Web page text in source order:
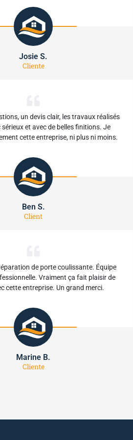
Josie S.
Cliente
un devis clair, les travaux réalisés
et avec de belles finitions. Je
cette entreprise, ni plus ni moins.
Ben S.
Client
de porte coulissante. Équipe
Vraiment ça fait plaisir de
cette entreprise. Un grand merci.
Marine B.
Cliente